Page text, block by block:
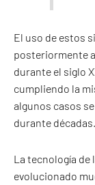
El uso de estos
posteriormente
durante el siglo
cumpliendo la
algunos casos
durante décadas.
La tecnología de
evolucionado